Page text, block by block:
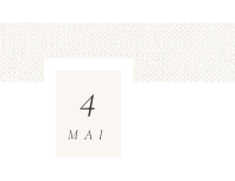
4
MAI